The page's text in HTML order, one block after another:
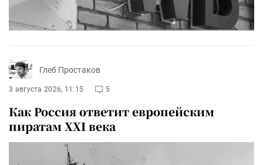
Глеб Простаков
3 августа 2026, 11:15 5
Как Россия ответит европейским
пиратам XXI века